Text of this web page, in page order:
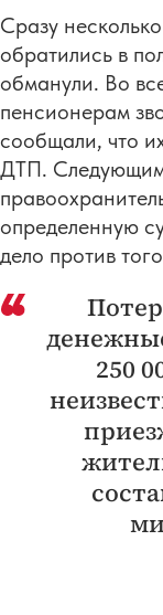
Сразу
обратились в
обманули. Во
пенсионерам
сообщали, что
ДТП. Следующим
определенную
дело против
250